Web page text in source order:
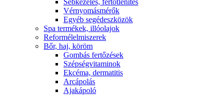
Sebkezelés, fertőtlenítés
Vérnyomásmérők
Egyéb segédeszközök
Spa termékek, illóolajok
Reformélelmiszerek
Bőr, haj, köröm
Gombás fertőzések
Szépségvitaminok
Ekcéma, dermatitis
Arcápolás
Ajakápoló